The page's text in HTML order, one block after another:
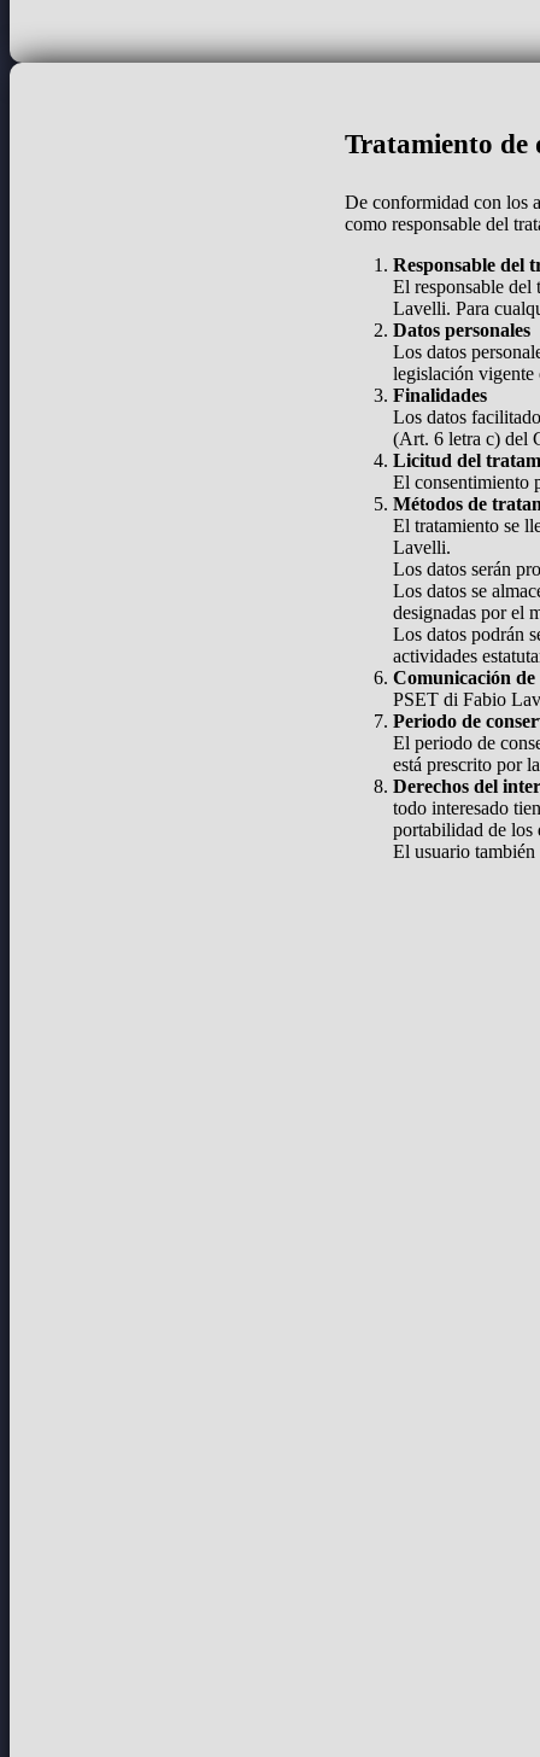
Tratamiento de
De conformidad con los
como responsable del
Responsable del
El responsable
Lavelli. Para
Datos personales
Los datos
legislación vigente
Finalidades
Los datos
(Art. 6 letra c) del
Licitud del
El consentimiento
Métodos de
El tratamiento se
Lavelli.
Los datos serán
Los datos se
designadas por el
Los datos podrán
actividades
Comunicación de
PSET di Fabio
Periodo de
El periodo de
está prescrito por
Derechos del
todo interesado
portabilidad de los
El usuario también